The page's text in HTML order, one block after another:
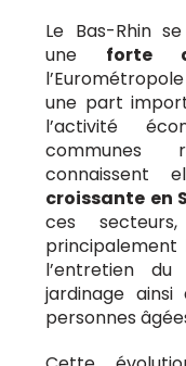
Le Bas-Rhin
une forte
une part
l’activité
communes
connaissent
croissante en
ces
principalement
l’entretien
jardinage ainsi
personnes